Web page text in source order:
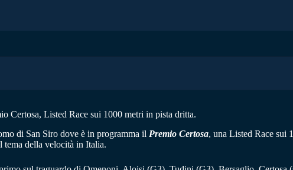
Certosa, Listed Race sui 1000 metri in pista dritta.
di San Siro dove è in programma il Premio Certosa, una Listed Race sui
tema della velocità in Italia.